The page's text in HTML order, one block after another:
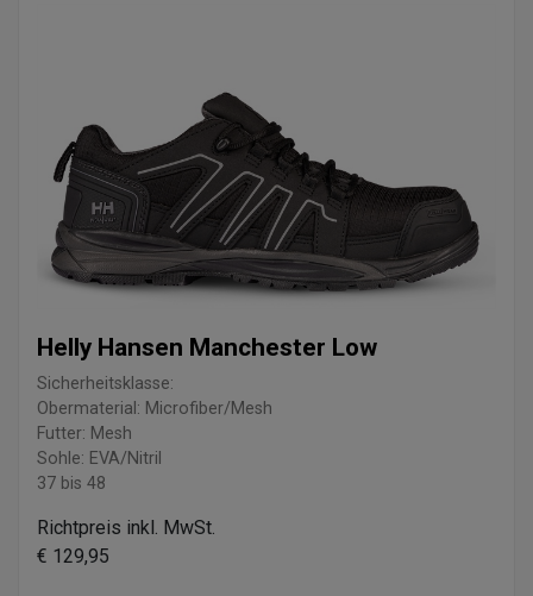
Helly Hansen Manchester Low
Sicherheitsklasse:
Obermaterial: Microfiber/Mesh
Futter: Mesh
Sohle: EVA/Nitril
37 bis 48
Richtpreis inkl. MwSt.
€ 129,95